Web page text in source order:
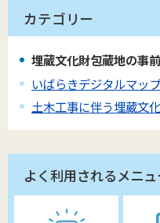
カテゴリー
埋蔵文化財包蔵地の事
いばらきデジタルマッ
土木工事に伴う埋蔵文
よく利用されるメニュ